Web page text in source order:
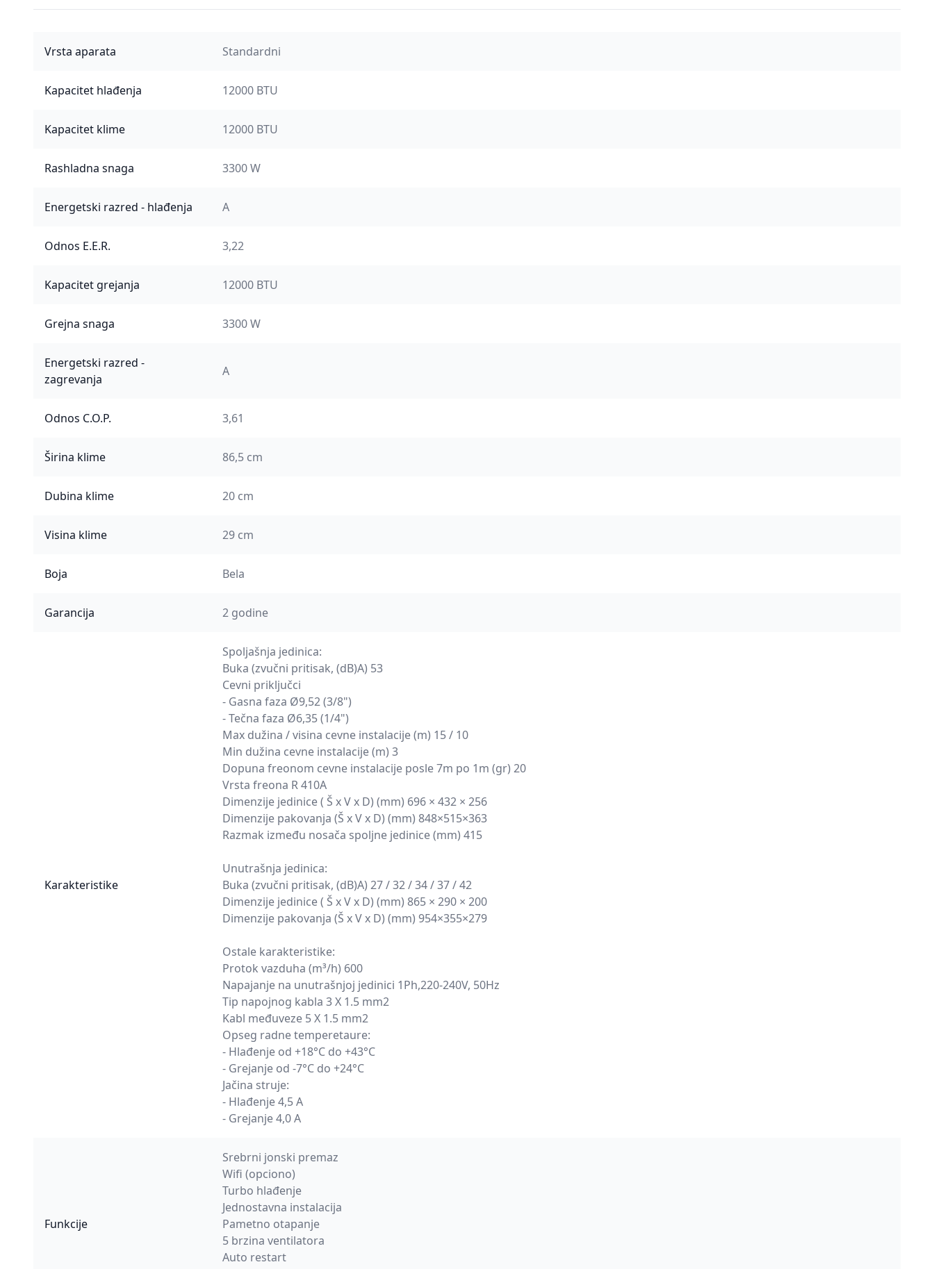
Vrsta aparata Standardni
Kapacitet hlađenja 12000 BTU
Kapacitet klime 12000 BTU
Rashladna snaga 3300 W
Energetski razred - hlađenja A
Odnos E.E.R. 3,22
Kapacitet grejanja 12000 BTU
Grejna snaga 3300 W
Energetski razred -
zagrevanja
A
Odnos C.O.P. 3,61
Širina klime 86,5 cm
Dubina klime 20 cm
Visina klime 29 cm
Boja Bela
Garancija 2 godine
Karakteristike
Spoljašnja jedinica:
Buka (zvučni pritisak, (dB)A) 53
Cevni priključci
- Gasna faza Ø9,52 (3/8")
- Tečna faza Ø6,35 (1/4")
Max dužina / visina cevne instalacije (m) 15 / 10
Min dužina cevne instalacije (m) 3
Dopuna freonom cevne instalacije posle 7m po 1m (gr) 20
Vrsta freona R 410A
Dimenzije jedinice ( Š x V x D) (mm) 696 × 432 × 256
Dimenzije pakovanja (Š x V x D) (mm) 848×515×363
Razmak između nosača spoljne jedinice (mm) 415
Unutrašnja jedinica:
Buka (zvučni pritisak, (dB)A) 27 / 32 / 34 / 37 / 42
Dimenzije jedinice ( Š x V x D) (mm) 865 × 290 × 200
Dimenzije pakovanja (Š x V x D) (mm) 954×355×279
Ostale karakteristike:
Protok vazduha (m³/h) 600
Napajanje na unutrašnjoj jedinici 1Ph,220-240V, 50Hz
Tip napojnog kabla 3 X 1.5 mm2
Kabl međuveze 5 X 1.5 mm2
Opseg radne temperetaure:
- Hlađenje od +18°C do +43°C
- Grejanje od -7°C do +24°C
Jačina struje:
- Hlađenje 4,5 A
- Grejanje 4,0 A
Funkcije
Srebrni jonski premaz
Wifi (opciono)
Turbo hlađenje
Jednostavna instalacija
Pametno otapanje
5 brzina ventilatora
Auto restart